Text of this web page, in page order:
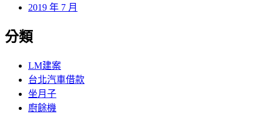
2019 年 7 月
分類
LM建案
台北汽車借款
坐月子
廚餘機